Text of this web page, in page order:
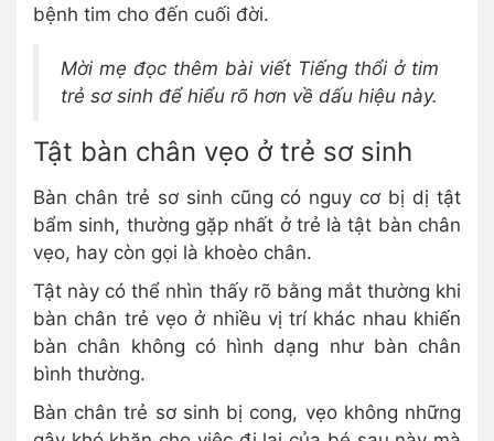
bệnh tim cho đến cuối đời.
Mời mẹ đọc thêm bài viết Tiếng thổi ở tim
trẻ sơ sinh để hiểu rõ hơn về dấu hiệu này.
Tật bàn chân vẹo ở trẻ sơ sinh
Bàn chân trẻ sơ sinh cũng có nguy cơ bị dị tật
bẩm sinh, thường gặp nhất ở trẻ là tật bàn chân
vẹo, hay còn gọi là khoèo chân.
Tật này có thể nhìn thấy rõ bằng mắt thường khi
bàn chân trẻ vẹo ở nhiều vị trí khác nhau khiến
bàn chân không có hình dạng như bàn chân
bình thường.
Bàn chân trẻ sơ sinh bị cong, vẹo không những